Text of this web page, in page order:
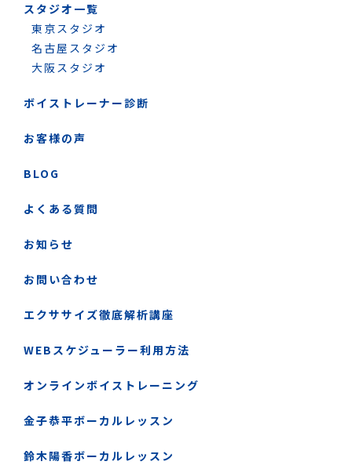
スタジオ一覧
東京スタジオ
名古屋スタジオ
大阪スタジオ
ボイストレーナー診断
お客様の声
BLOG
よくある質問
お知らせ
お問い合わせ
エクササイズ徹底解析講座
WEBスケジューラー利用方法
オンラインボイストレーニング
金子恭平ボーカルレッスン
鈴木陽香ボーカルレッスン